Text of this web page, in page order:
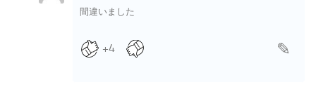
間違いました
+4